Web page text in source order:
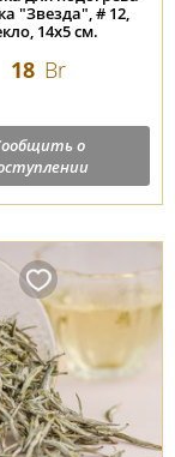
"Звезда", # 12,
14х5 см.
18 Br
о